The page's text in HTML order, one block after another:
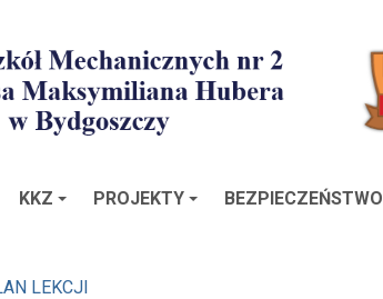
KKZ PROJEKTY BEZPIECZEŃSTWO
LEKCJI